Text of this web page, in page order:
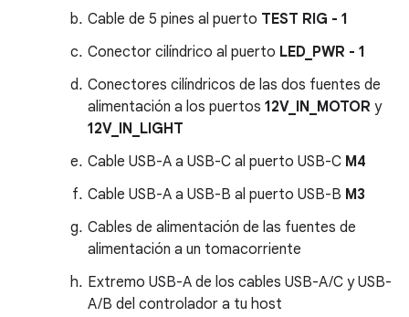
Cable de 5 pines al puerto TEST RIG - 1
Conector cilíndrico al puerto LED_PWR - 1
Conectores cilíndricos de las dos fuentes de
alimentación a los puertos 12V_IN_MOTOR y
12V_IN_LIGHT
Cable USB-A a USB-C al puerto USB-C M4
Cable USB-A a USB-B al puerto USB-B M3
Cables de alimentación de las fuentes de
alimentación a un tomacorriente
Extremo USB-A de los cables USB-A/C y USB-
A/B del controlador a tu host